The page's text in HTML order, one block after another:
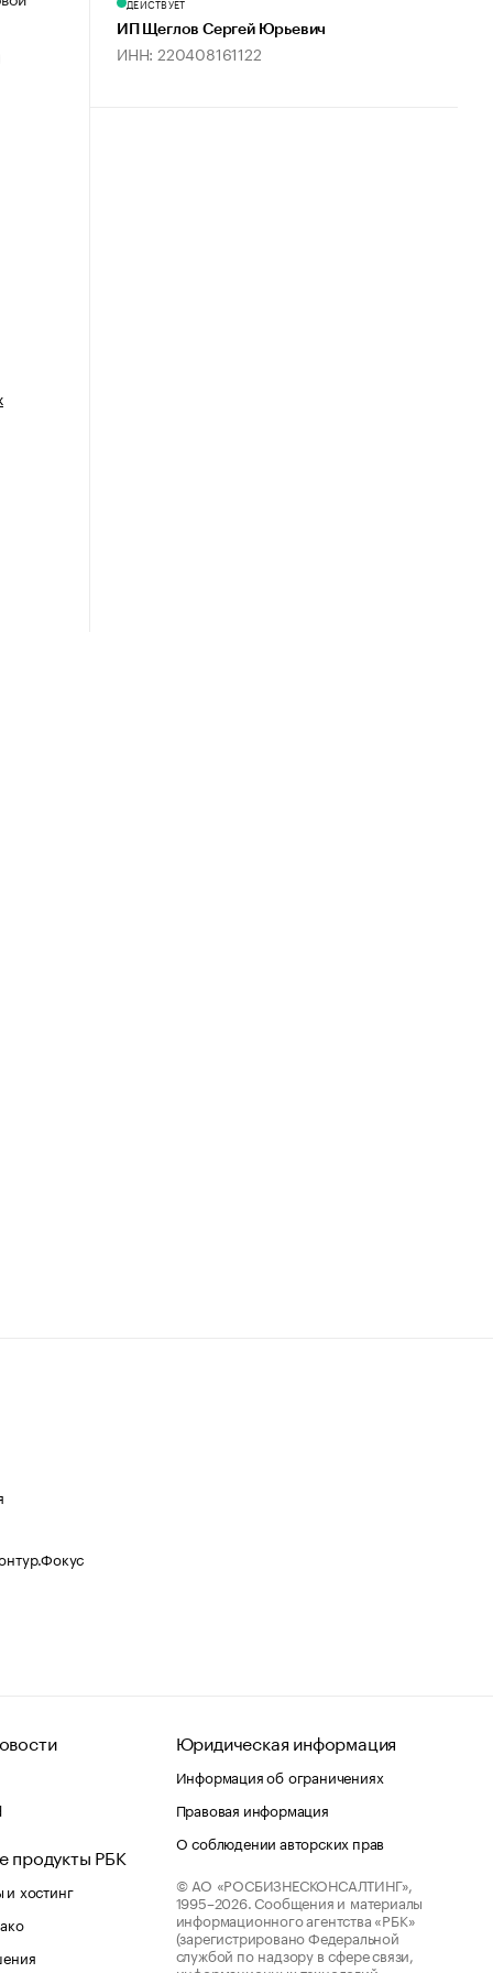
ДЕЙСТВУЕТ
ИП Щеглов Сергей Юрьевич
ИНН: 220408161122
продукты РБК
хостинг
Юридическая информация
Информация об ограничениях
Правовая информация
О соблюдении авторских прав
© АО «РОСБИЗНЕСКОНСАЛТИНГ»,
1995–2026. Сообщения и материалы
информационного агентства «РБК»
(зарегистрировано Федеральной
службой по надзору в сфере связи,